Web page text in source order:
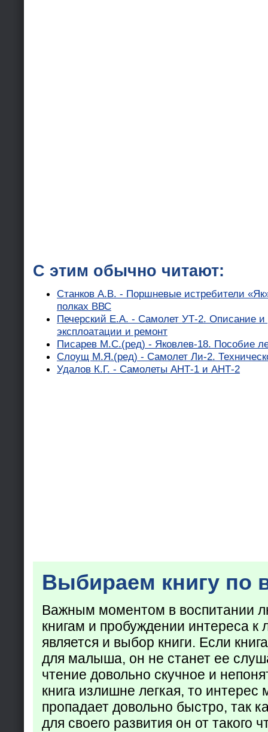
С этим обычно читают:
Станков А.В. - Поршневые истребители
полках ВВС
Печерский Е.А. - Самолет УТ-2. Описание и
эксплоатации и ремонт
Писарев М.С.(ред) - Яковлев-18. Пособие
Слоущ М.Я.(ред) - Самолет Ли-2.
Удалов К.Г. - Самолеты АНТ-1 и АНТ-2
Выбираем книгу по
Важным моментом в воспитании
книгам и пробуждении интереса к
является и выбор книги. Если
для малыша, он не станет ее
чтение довольно скучное и
книга излишне легкая, то
пропадает довольно быстро, так
для своего развития он от такого